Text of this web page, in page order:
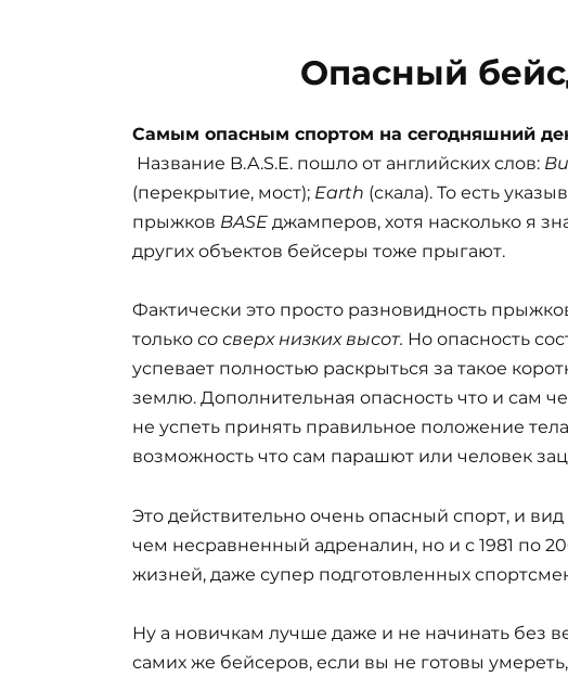
Опасный
Самым опасным спортом на сегодняшний
Название B.A.S.E. пошло от английских слов:
(перекрытие, мост); Earth (скала). То есть
прыжков BASE джамперов, хотя насколько я
других объектов бейсеры тоже прыгают.
Фактически это просто разновидность
только со сверх низких высот. Но опасность
успевает полностью раскрыться за такое
землю. Дополнительная опасность что и сам
не успеть принять правильное положение
возможность что сам парашют или человек
Это действительно очень опасный спорт, и
чем несравненный адреналин, но и с 1981 по
жизней, даже супер подготовленных
Ну а новичкам лучше даже и не начинать без
самих же бейсеров, если вы не готовы